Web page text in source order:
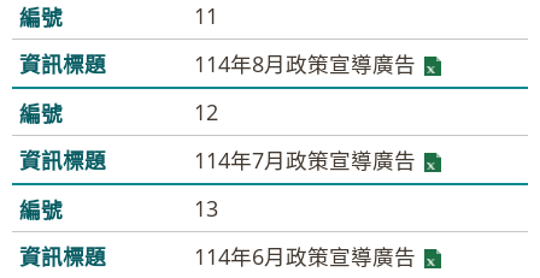
11
114年8月政策宣導廣告
12
114年7月政策宣導廣告
13
114年6月政策宣導廣告